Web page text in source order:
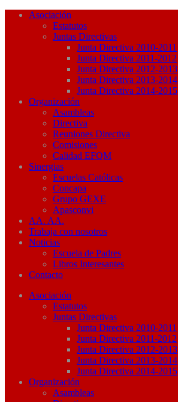
Asociación
Estatutos
Juntas Directivas
Junta Directiva 2010-2011
Junta Directiva 2011-2012
Junta Directiva 2012-2013
Junta Directiva 2013-2014
Junta Directiva 2014-2015
Organización
Asambleas
Directiva
Reuniones Directiva
Comisiones
Calidad EFQM
Sinergias
Escuelas Católicas
Concapa
Grupo GEXE
Apasconvi
AA. AA.
Trabaja con nosotros
Noticias
Escuela de Padres
Libros Interesantes
Contacto
Asociación
Estatutos
Juntas Directivas
Junta Directiva 2010-2011
Junta Directiva 2011-2012
Junta Directiva 2012-2013
Junta Directiva 2013-2014
Junta Directiva 2014-2015
Organización
Asambleas